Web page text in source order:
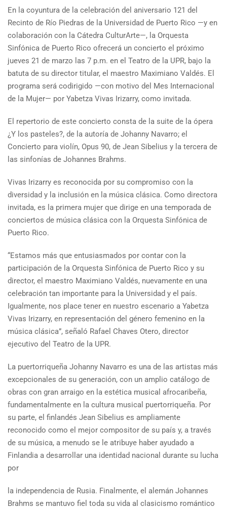
En la coyuntura de la celebración del aniversario 121 del
Recinto de Río Piedras de la Universidad de Puerto Rico —y en
colaboración con la Cátedra CulturArte—, la Orquesta
Sinfónica de Puerto Rico ofrecerá un concierto el próximo
jueves 21 de marzo las 7 p.m. en el Teatro de la UPR, bajo la
batuta de su director titular, el maestro Maximiano Valdés. El
programa será codirigido —con motivo del Mes Internacional
de la Mujer— por Yabetza Vivas Irizarry, como invitada.
El repertorio de este concierto consta de la suite de la ópera
¿Y los pasteles?, de la autoría de Johanny Navarro; el
Concierto para violín, Opus 90, de Jean Sibelius y la tercera de
las sinfonías de Johannes Brahms.
Vivas Irizarry es reconocida por su compromiso con la
diversidad y la inclusión en la música clásica. Como directora
invitada, es la primera mujer que dirige en una temporada de
conciertos de música clásica con la Orquesta Sinfónica de
Puerto Rico.
“Estamos más que entusiasmados por contar con la
participación de la Orquesta Sinfónica de Puerto Rico y su
director, el maestro Maximiano Valdés, nuevamente en una
celebración tan importante para la Universidad y el país.
Igualmente, nos place tener en nuestro escenario a Yabetza
Vivas Irizarry, en representación del género femenino en la
música clásica”, señaló Rafael Chaves Otero, director
ejecutivo del Teatro de la UPR.
La puertorriqueña Johanny Navarro es una de las artistas más
excepcionales de su generación, con un amplio catálogo de
obras con gran arraigo en la estética musical afrocaribeña,
fundamentalmente en la cultura musical puertorriqueña. Por
su parte, el finlandés Jean Sibelius es ampliamente
reconocido como el mejor compositor de su país y, a través
de su música, a menudo se le atribuye haber ayudado a
Finlandia a desarrollar una identidad nacional durante su lucha
por
la independencia de Rusia. Finalmente, el alemán Johannes
Brahms se mantuvo fiel toda su vida al clasicismo romántico